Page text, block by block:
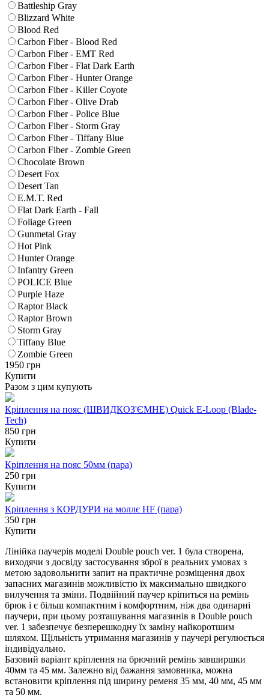
Battleship Gray
Blizzard White
Blood Red
Carbon Fiber - Blood Red
Carbon Fiber - EMT Red
Carbon Fiber - Flat Dark Earth
Carbon Fiber - Hunter Orange
Carbon Fiber - Killer Coyote
Carbon Fiber - Olive Drab
Carbon Fiber - Police Blue
Carbon Fiber - Storm Gray
Carbon Fiber - Tiffany Blue
Carbon Fiber - Zombie Green
Chocolate Brown
Desert Fox
Desert Tan
E.M.T. Red
Flat Dark Earth - Fall
Foliage Green
Gunmetal Gray
Hot Pink
Hunter Orange
Infantry Green
POLICE Blue
Purple Haze
Raptor Black
Raptor Brown
Storm Gray
Tiffany Blue
Zombie Green
1950 грн
Купити
Разом з цим купують
Кріплення на пояс (ШВИДКОЗ'ЄМНЕ) Quick E-Loop (Blade-
Tech)
850 грн
Купити
Кріплення на пояс 50мм (пара)
250 грн
Купити
Кріплення з КОРДУРИ на моллє HF (пара)
350 грн
Купити
Лінійка паучерів моделі Double pouch ver. 1 була створена,
виходячи з досвіду застосування зброї в реальних умовах з
метою задовольнити запит на практичне розміщення двох
запасних магазинів можливістю їх максимально швидкого
вилучення та зміни. Подвійний паучер кріпиться на ремінь
брюк і є більш компактним і комфортним, ніж два одинарні
паучери, при цьому розташування магазинів в Double pouch
ver. 1 забезпечує безперешкодну їх заміну найкоротшим
шляхом. Щільність утримання магазинів у паучері регулюється
індивідуально.
Базовий варіант кріплення на брючний ремінь завширшки
40мм та 45 мм. Залежно від бажання замовника, можна
встановити кріплення під ширину ременя 35 мм, 40 мм, 45 мм
та 50 мм.